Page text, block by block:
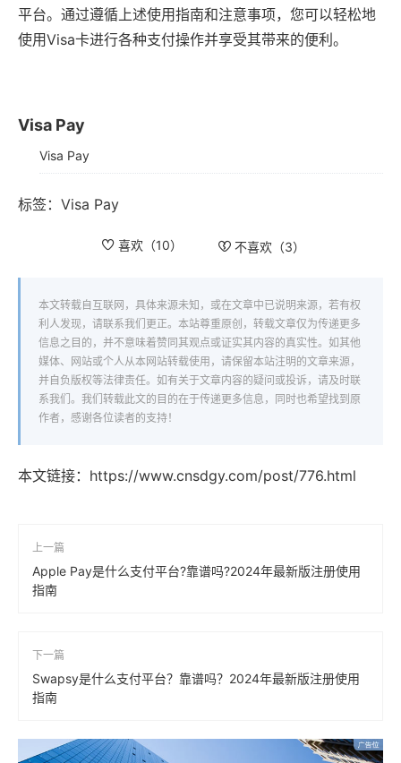
平台。通过遵循上述使用指南和注意事项，您可以轻松地
使用Visa卡进行各种支付操作并享受其带来的便利。
Visa Pay
Visa Pay
标签： Visa Pay
喜欢（10） 不喜欢（3）
本文转载自互联网，具体来源未知，或在文章中已说明来源，若有权
利人发现，请联系我们更正。本站尊重原创，转载文章仅为传递更多
信息之目的，并不意味着赞同其观点或证实其内容的真实性。如其他
媒体、网站或个人从本网站转载使用，请保留本站注明的文章来源，
并自负版权等法律责任。如有关于文章内容的疑问或投诉，请及时联
系我们。我们转载此文的目的在于传递更多信息，同时也希望找到原
作者，感谢各位读者的支持！
本文链接： https://www.cnsdgy.com/post/776.html
上一篇
Apple Pay是什么支付平台?靠谱吗?2024年最新版注册使用
指南
下一篇
Swapsy是什么支付平台？靠谱吗？2024年最新版注册使用
指南